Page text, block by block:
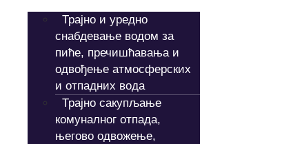
Трајно и уредно
снабдевање водом за
пиће, пречишћавања и
одвођење атмосферских
и отпадних вода
Трајно сакупљање
комуналног отпада,
његово одвожење,